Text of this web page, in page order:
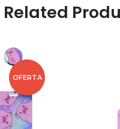
Related
OFERTA